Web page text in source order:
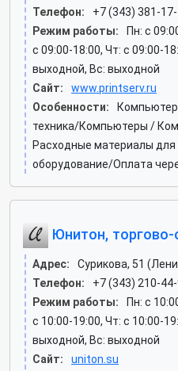
Телефон:
+7 (343) 381-
Режим работы:
Пн: c
c 09:00-18:00, Чт: c 09:00-
выходной, Вс: выходной
Сайт:
www.printserv.ru
Особенности:
техника/Компьютеры /
Расходные материалы для
оборудование/Оплата
Юнитон, торгово-
Адрес:
Сурикова, 51
Телефон:
+7 (343) 210-
Режим работы:
Пн: c
c 10:00-19:00, Чт: c 10:00-
выходной, Вс: выходной
Сайт:
uniton.su